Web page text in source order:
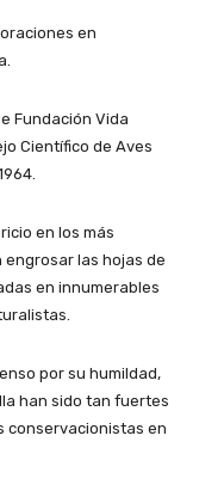
en
Fundación Vida
Científico de Aves
en los más
las hojas de
en innumerables
por su humildad,
han sido tan fuertes
conservacionistas en